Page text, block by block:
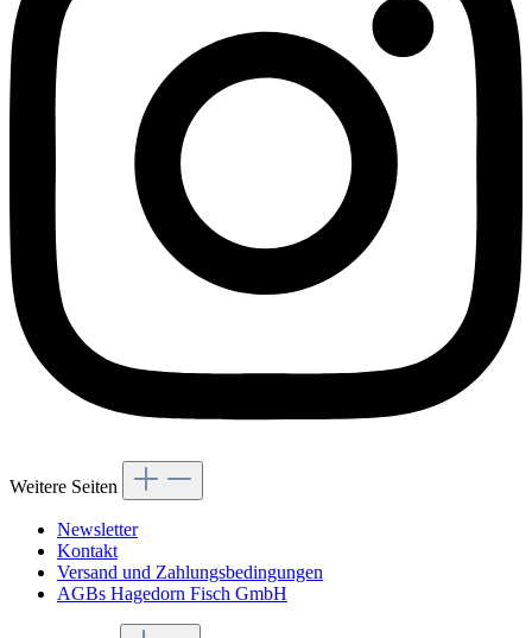
Weitere Seiten
Newsletter
Kontakt
Versand und Zahlungsbedingungen
AGBs Hagedorn Fisch GmbH